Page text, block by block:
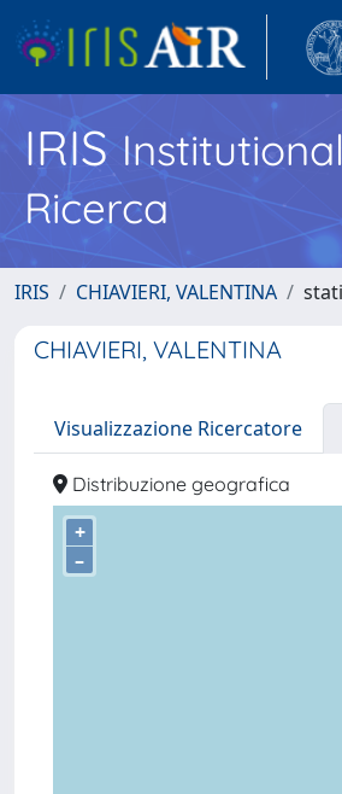
IRIS
Ricerca
IRIS CHIAVIERI, VALENTINA
CHIAVIERI, VALENTINA
Visualizzazione Ricercatore
Distribuzione geografica
+
–